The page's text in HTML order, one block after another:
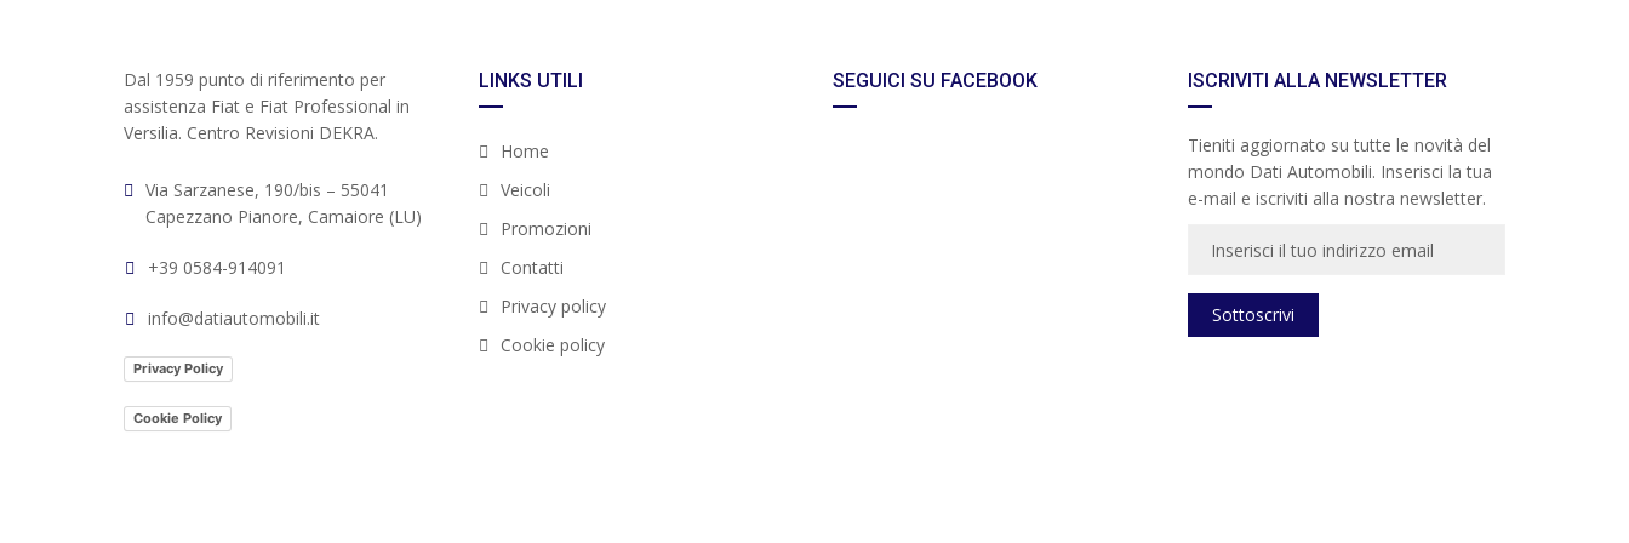
Dal 1959 punto di riferimento per
assistenza Fiat e Fiat Professional in
Versilia. Centro Revisioni DEKRA.
Via Sarzanese, 190/bis – 55041
Capezzano Pianore, Camaiore (LU)
+39 0584-914091
info@datiautomobili.it
Privacy Policy
Cookie Policy
LINKS UTILI
Home
Veicoli
Promozioni
Contatti
Privacy policy
Cookie policy
SEGUICI SU FACEBOOK ISCRIVITI ALLA NEWSLETTER
Tieniti aggiornato su tutte le novità del
mondo Dati Automobili. Inserisci la tua
e-mail e iscriviti alla nostra newsletter.
Sottoscrivi